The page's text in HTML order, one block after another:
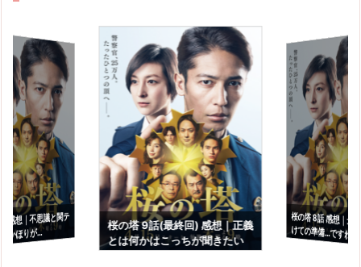
感想｜不思議と関テ
かほりが…
桜の塔 9話(最終回) 感想｜正義
とは何かはこっちが聞きたい
桜の塔 8話 感想｜最
けての準備…ですね。